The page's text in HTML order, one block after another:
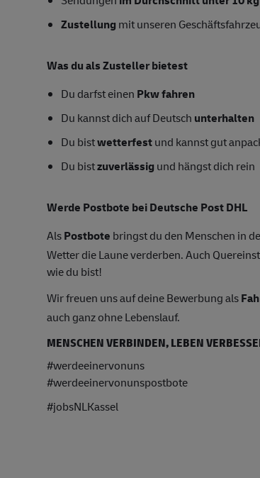
Zustellung mit unseren
Was du als Zusteller bietest
Du darfst einen Pkw fahren
Du kannst dich auf Deutsch unterhalten
Du bistwetterfestund kannst gut
Du bistzuverlässig und hängst dich rein
Werde Postbote bei Deutsche Post DHL
AlsPostbote bringst du den Menschen in
Wetter die Laune verderben. Auch
wie du bist!
Wir freuen uns auf deine Bewerbung als
auch ganz ohne Lebenslauf.
MENSCHEN VERBINDEN, LEBEN
#werdeeinervonuns
#werdeeinervonunspostbote
#jobsNLKassel